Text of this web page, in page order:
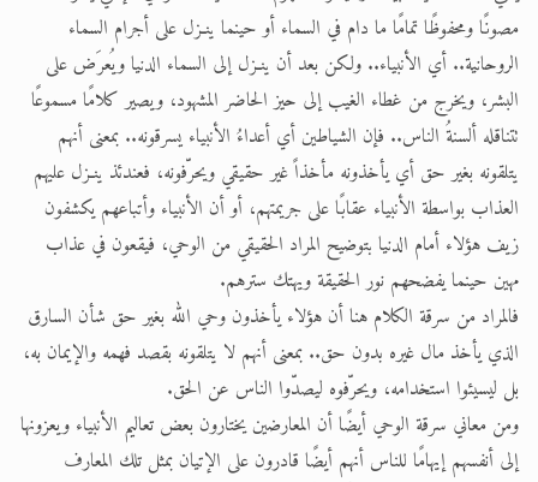
مصونًا ومحفوظًا تمامًا ما دام في السماء أو حينما ينـزل على أجرام السماء
الروحانية.. أي الأنبياء.. ولكن بعد أن ينـزل إلى السماء الدنيا ويُعرَض على
البشر، ويخرج من غطاء الغيب إلى حيز الحاضر المشهود، ويصير كلامًا مسموعًا
تتناقله ألسنةُ الناس.. فإن الشياطين أي أعداءُ الأنبياء يسرقونه.. بمعنى أنهم
يتلقونه بغير حق أي يأخذونه مأخذاً غير حقيقي ويحرّفونه، فعندئذ ينـزل عليهم
العذاب بواسطة الأنبياء عقابًا على جريمتهم، أو أن الأنبياء وأتباعهم يكشفون
زيف هؤلاء أمام الدنيا بتوضيح المراد الحقيقي من الوحي، فيقعون في عذاب
مهين حينما يفضحهم نور الحقيقة ويهتك سترهم.
فالمراد من سرقة الكلام هنا أن هؤلاء يأخذون وحي الله بغير حق شأن السارق
الذي يأخذ مال غيره بدون حق.. بمعنى أنهم لا يتلقونه بقصد فهمه والإيمان به،
بل ليسيئوا استخدامه، ويحرّفوه ليصدّوا الناس عن الحق.
ومن معاني سرقة الوحي أيضًا أن المعارضين يختارون بعض تعاليم الأنبياء ويعزونها
إلى أنفسهم إيهامًا للناس أنهم أيضًا قادرون على الإتيان بمثل تلك المعارف